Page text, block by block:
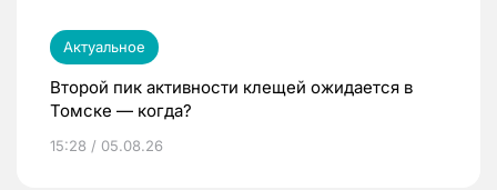
Актуальное
Второй пик активности клещей ожидается в
Томске — когда?
15:28 / 05.08.26